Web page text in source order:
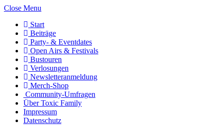
Close Menu
Start
Beiträge
Party- & Eventdates
Open Airs & Festivals
Bustouren
Verlosungen
Newsletteranmeldung
Merch-Shop
Community-Umfragen
Über Toxic Family
Impressum
Datenschutz